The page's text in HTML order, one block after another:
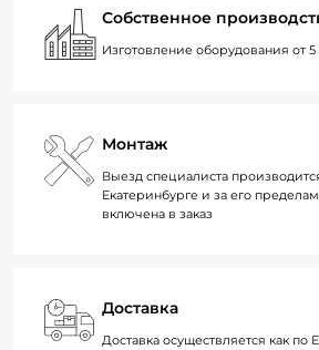
Собственное
Изготовление оборудования от
Монтаж
Выезд специалиста
Екатеринбурге и за его
включена в заказ
Доставка
Доставка осуществляется как по